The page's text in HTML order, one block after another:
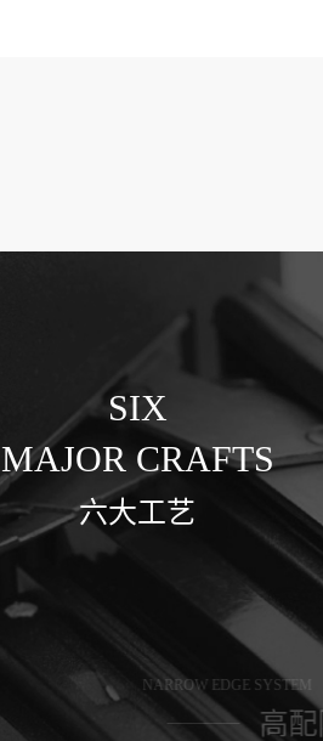
SIX
MAJOR CRAFTS
六大工艺
SIX
MAJOR CRAFTS
六大工艺
SIX
MAJOR CRAFTS
六大工艺
SIX
MAJOR CRAFTS
六大工艺
SIX
MAJOR CRAFTS
六大工艺
SIX
MAJOR CRAFTS
六大工艺
SIX
MAJOR CRAFTS
六大工艺
SIX
MAJOR CRAFTS
六大工艺
NARROW EDGE SYSTEM
高配防坠